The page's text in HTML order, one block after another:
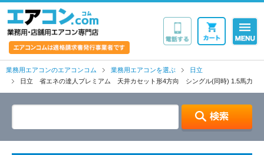
業務用エアコンのエアコンコム 業務用エアコンを選ぶ
日立
日立 省エネの達人プレミアム 天井カセット形4方向 シングル(同時) 1.5馬力